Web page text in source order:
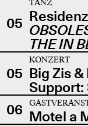
05
TANZ
THE IN
05
KONZERT
Big Zis
Support:
06 Motel a